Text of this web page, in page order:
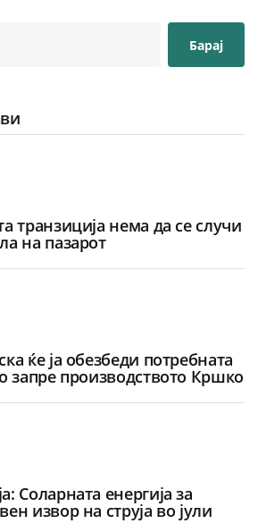
Барај
транзиција нема да се случи
на пазарот
ќе ја обезбеди потребната
запре производството Кршко
Соларната енергија за
извор на струја во јули